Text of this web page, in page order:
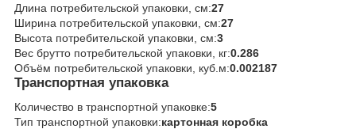
Длина потребительской упаковки, см:27
Ширина потребительской упаковки, см:27
Высота потребительской упаковки, см:3
Вес брутто потребительской упаковки, кг:0.286
Объём потребительской упаковки, куб.м:0.002187
Транспортная упаковка
Количество в транспортной упаковке:5
Тип транспортной упаковки:картонная коробка